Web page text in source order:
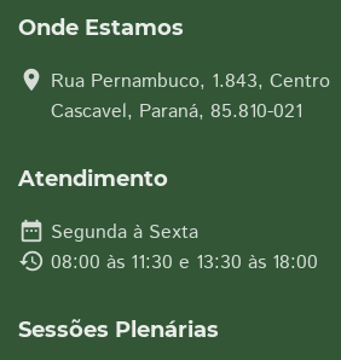
Onde Estamos
location_on Rua Pernambuco, 1.843, Centro
Cascavel, Paraná, 85.810-021
Atendimento
date_range Segunda à Sexta
history 08:00 às 11:30 e 13:30 às 18:00
Sessões Plenárias